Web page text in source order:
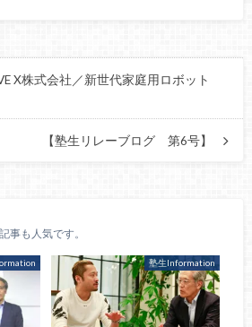
X株式会社／新世代家庭用ロボット
【塾生リレーブログ 第6号】
事も人気です。
塾生Information